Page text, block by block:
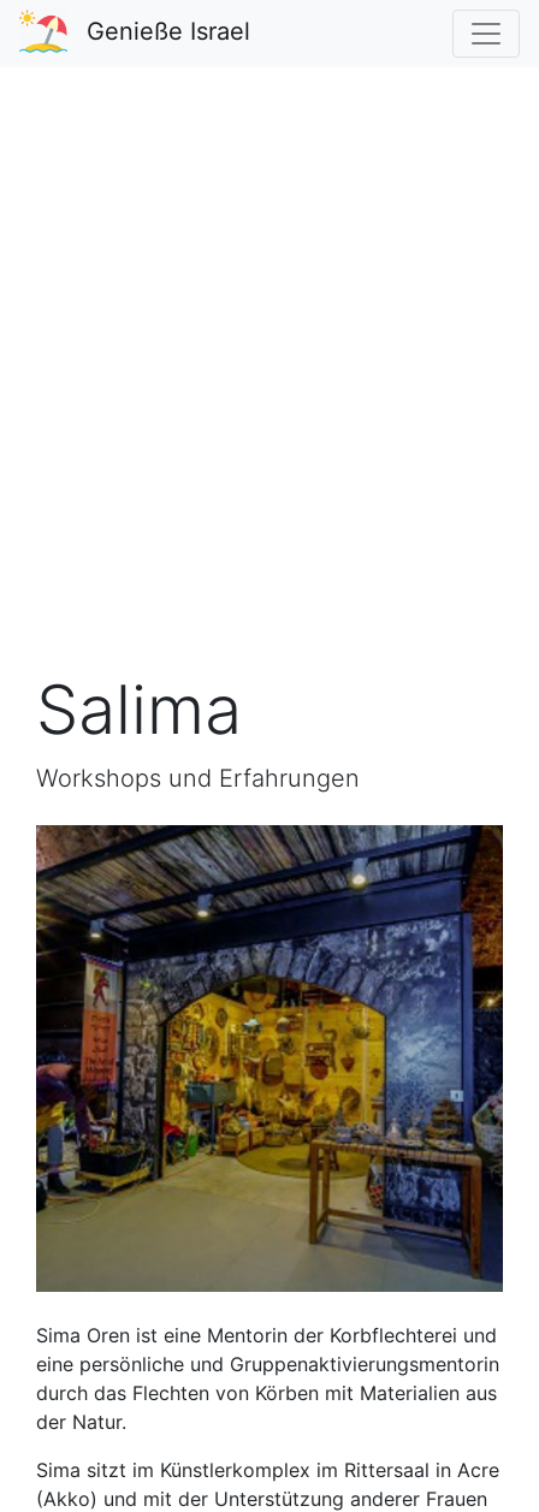
Genieße Israel
Salima
Workshops und Erfahrungen
Sima Oren ist eine Mentorin der Korbflechterei und
eine persönliche und Gruppenaktivierungsmentorin
durch das Flechten von Körben mit Materialien aus
der Natur.
Sima sitzt im Künstlerkomplex im Rittersaal in Acre
(Akko) und mit der Unterstützung anderer Frauen